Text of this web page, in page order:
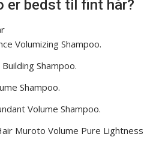
er bedst til fint hår?
Volumizing Shampoo.
Shampoo.
Shampoo.
Volume Shampoo.
Muroto Volume Pure Lightness